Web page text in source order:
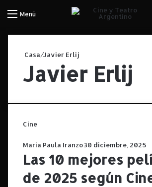
Menú Iniciar Sesión
Casa/Javier Erlij
Javier Erlij
Cine
Maria Paula Iranzo30 diciembre, 2025
Las 10 mejores
de 2025 según